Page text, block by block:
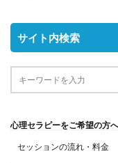
サイト内検索
心理セラピーをご希望の方へ
セッションの流れ・料金